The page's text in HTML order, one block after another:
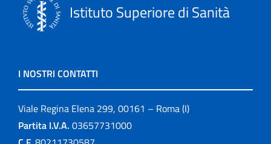
Istituto Superiore di Sanità
I NOSTRI CONTATTI
Viale Regina Elena 299, 00161 – Roma (I)
Partita I.V.A. 03657731000